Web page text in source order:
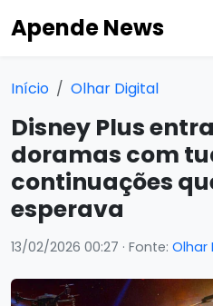
Apende News
Início Olhar Digital
Disney Plus
doramas com
continuações
esperava
13/02/2026 00:27 · Fonte: Olhar